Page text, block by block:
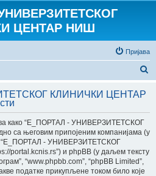
ЦЕНТАР НИШ
Пријава
т
КЛИНИЧКИ ЦЕНТАР
како “E_ПОРТАЛ - УНИВЕРЗИТЕТСКОГ
са његовим припојеним компанијама (у
“E_ПОРТАЛ - УНИВЕРЗИТЕТСКОГ
и phpBB (у даљем тексту
“www.phpbb.com”, “phpBB Limited”,
податке прикупљене током било које